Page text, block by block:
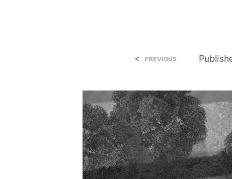
< PREVIOUS